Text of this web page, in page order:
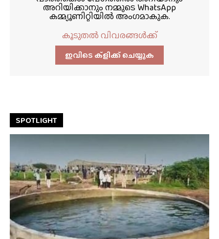
അറിയിക്കാനും നമ്മുടെ WhatsApp
കമ്മ്യൂണിറ്റിയിൽ അംഗമാകുക.
കൂടുതൽ വിവരങ്ങൾക്ക്
ഇവിടെ ക്ളിക്ക്‌ ചെയ്യുക
SPOTLIGHT